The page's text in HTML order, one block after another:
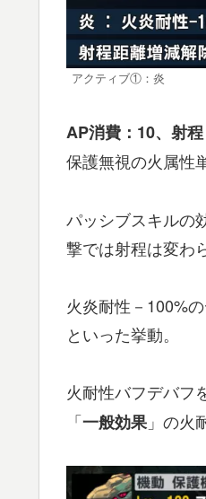
アクティブ①：炎
AP消費：10、射程
保護無視の火属性
パッシブスキルの
撃では射程は変わ
火炎耐性－100%
といった挙動。
火耐性バフデバフ
「一般効果」の火